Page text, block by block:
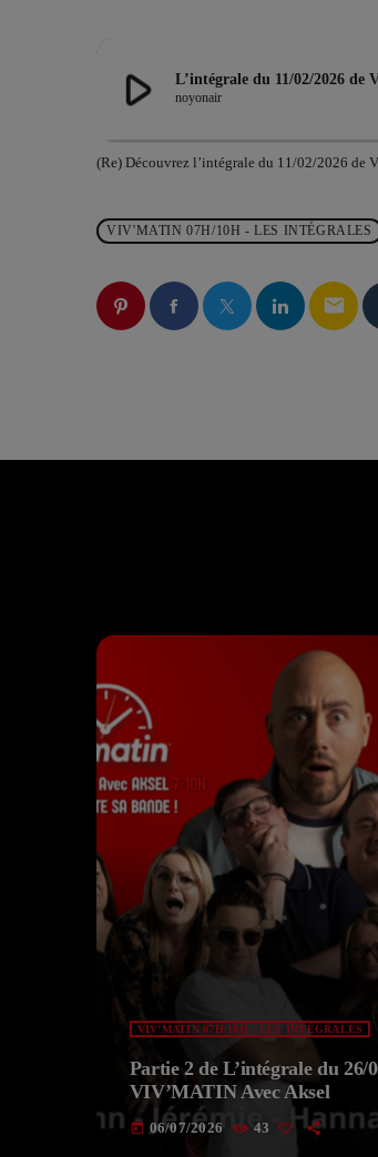
play_arrow L’intégrale du 11/02/2026 de
noyonair
(Re) Découvrez l’intégrale du 11/02/2026 de
VIV'MATIN 07H/10H - LES INTÉGRALES
email
VIV'MATIN 07H/10H - LES INTÉGRALES
Partie 2 de L’intégrale du 26/
VIV’MATIN Avec Aksel
today 06/07/2026 43